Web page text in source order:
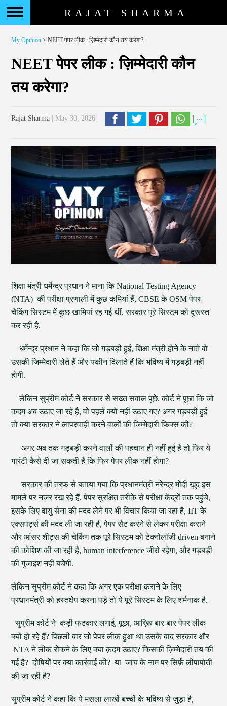
RAJAT SHARMA
My Opinion > NEET पेपर लीक : ज़िम्मेदारी कौन तय करेगा?
NEET पेपर लीक : ज़िम्मेदारी कौन
तय करेगा?
Rajat Sharma | May 30, 2026
शिक्षा मंत्री धर्मेन्द्र प्रधान ने माना कि National Testing Agency
(NTA) की परीक्षा प्रणाली में कुछ कमियां हैं, CBSE के OSM पेपर
चैकिंग सिस्टम में कुछ खामियां रह गई थीं, सरकार पूरे सिस्टम को दुरूस्त
कर रही है.
धर्मेन्द्र प्रधान ने कहा कि जो गड़बड़ी हुई, शिक्षा मंत्री होने के नाते वो
उसकी जिम्मेदारी लेते हैं और यकीन दिलाते हैं कि भविष्य में गड़बड़ी नहीं
होगी.
लेकिन सुप्रीम कोर्ट ने सरकार से सख्त सवाल पूछे. कोर्ट ने पूछा कि जो
कदम अब उठाए जा रहे हैं, वो पहले क्यों नहीं उठाए गए? अगर गड़बड़ी हुई
तो क्या सरकार ने लापरवाही करने वालों की जिम्मेदारी फिक्स की?
अगर अब तक गड़बड़ी करने वालों की पहचान ही नहीं हुई है तो फिर ये
गारंटी कैसे दी जा सकती है कि फिर पेपर लीक नहीं होगा?
सरकार की तरफ से बताया गया कि प्रधानमंत्री नरेन्द्र मोदी खुद इस
मामले पर नजर रख रहे हैं, पेपर सुरक्षित तरीके से परीक्षा केंद्रों तक पहुंचे,
इसके लिए वायु सेना की मदद लेने पर भी विचार किया जा रहा है, IIT के
एक्सपर्ट्स की मदद ली जा रही है, पेपर सैट करने से लेकर परीक्षा कराने
और आंसर शीट्स की चेकिंग तक पूरे सिस्टम को टेक्नोलॉजी driven बनाने
की कोशिश की जा रही है, human interference जीरो रहेगा, और गड़बड़ी
की गुंजाइश नहीं बचेगी.
लेकिन सुप्रीम कोर्ट ने कहा कि अगर एक परीक्षा कराने के लिए
प्रधानमंत्री को हस्तक्षेप करना पड़े तो ये पूरे सिस्टम के लिए शर्मनाक है.
सुप्रीम कोर्ट ने कड़ी फटकार लगाई, पूछा, आख़िर बार-बार पेपर लीक
क्यों हो रहे हैं? पिछली बार जो पेपर लीक हुआ था उसके बाद सरकार और
NTA ने लीक रोकने के लिए क्या क़दम उठाए? किसकी ज़िम्मेदारी तय की
गई है? दोषियों पर क्या कार्रवाई की? या जांच के नाम पर सिर्फ़ लीपापोती
की जा रही है?
सुप्रीम कोर्ट ने कहा कि ये मसला लाखों बच्चों के भविष्य से जुड़ा है,